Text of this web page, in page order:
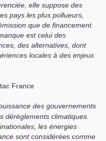
elle suppose des
pays les plus pollueurs,
que de financement.
est celui des
des alternatives, dont
locales à des enjeux
France
des gouvernements
dérèglements climatiques.
les énergies
sont considérées comme